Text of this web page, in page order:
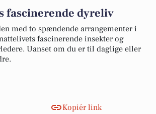
fascinerende dyreliv
med to spændende arrangementer i
fascinerende insekter og
Uanset om du er til daglige eller
Kopiér link